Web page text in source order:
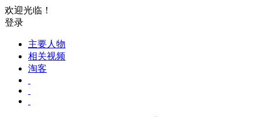
欢迎光临！
登录
主要人物
相关视频
淘客